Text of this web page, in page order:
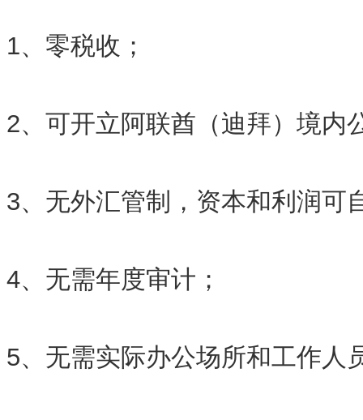
1、零税收；
2、可开立阿联酋（迪拜）境内
3、无外汇管制，资本和利润可
4、无需年度审计；
5、无需实际办公场所和工作人